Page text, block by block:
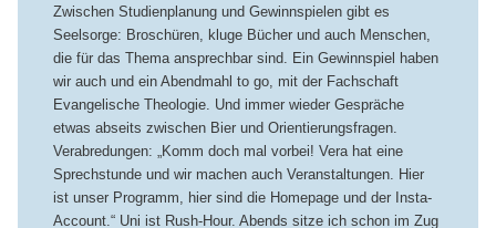
Zwischen Studienplanung und Gewinnspielen gibt es
Seelsorge: Broschüren, kluge Bücher und auch Menschen,
die für das Thema ansprechbar sind. Ein Gewinnspiel haben
wir auch und ein Abendmahl to go, mit der Fachschaft
Evangelische Theologie. Und immer wieder Gespräche
etwas abseits zwischen Bier und Orientierungsfragen.
Verabredungen: „Komm doch mal vorbei! Vera hat eine
Sprechstunde und wir machen auch Veranstaltungen. Hier
ist unser Programm, hier sind die Homepage und der Insta-
Account.“ Uni ist Rush-Hour. Abends sitze ich schon im Zug